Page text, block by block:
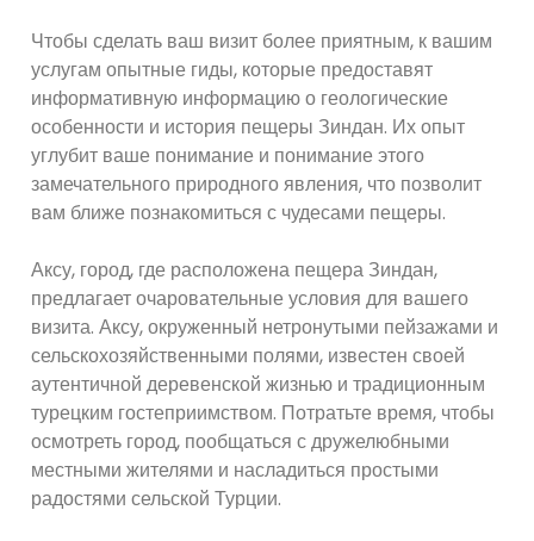
Чтобы сделать ваш визит более приятным, к вашим
услугам опытные гиды, которые предоставят
информативную информацию о геологические
особенности и история пещеры Зиндан. Их опыт
углубит ваше понимание и понимание этого
замечательного природного явления, что позволит
вам ближе познакомиться с чудесами пещеры.
Аксу, город, где расположена пещера Зиндан,
предлагает очаровательные условия для вашего
визита. Аксу, окруженный нетронутыми пейзажами и
сельскохозяйственными полями, известен своей
аутентичной деревенской жизнью и традиционным
турецким гостеприимством. Потратьте время, чтобы
осмотреть город, пообщаться с дружелюбными
местными жителями и насладиться простыми
радостями сельской Турции.